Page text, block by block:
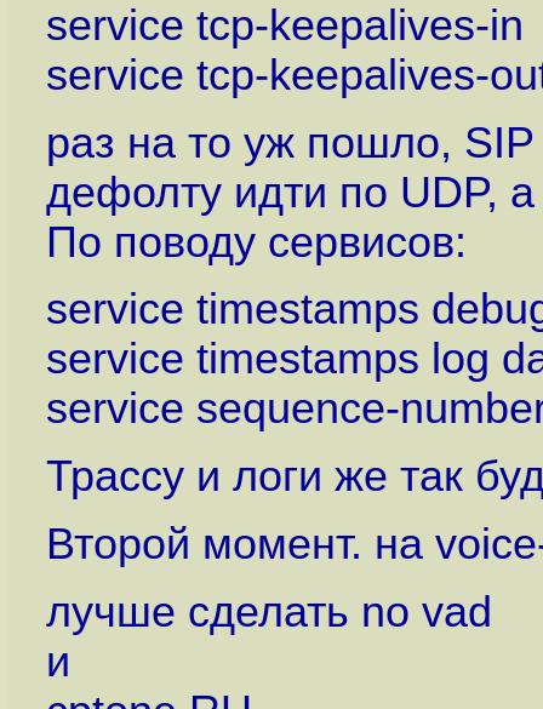
service tcp-keepalives-in
service tcp-keepalives-
раз на то уж пошло, SIP
дефолту идти по UDP,
По поводу сервисов:
service timestamps
service timestamps log
service sequence-
Трассу и логи же так
Второй момент. на
лучше сделать no vad
и